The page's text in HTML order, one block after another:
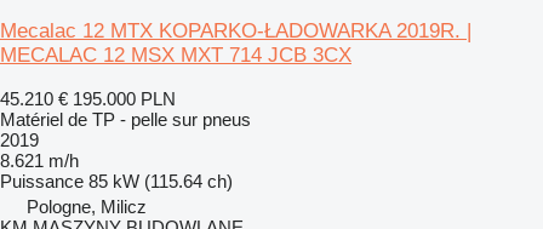
Mecalac 12 MTX KOPARKO-ŁADOWARKA 2019R. |
MECALAC 12 MSX MXT 714 JCB 3CX
45.210 € 195.000 PLN
Matériel de TP - pelle sur pneus
2019
8.621 m/h
Puissance 85 kW (115.64 ch)
Pologne, Milicz